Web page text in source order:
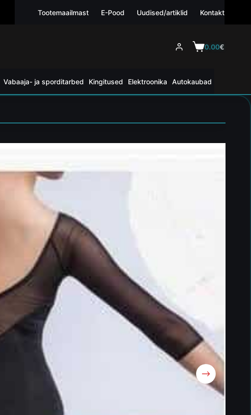
Tootemaailmast E-Pood Uudised/artiklid Kontakt
0.00€
Vabaaja- ja sporditarbed Kingitused Elektroonika Autokaubad